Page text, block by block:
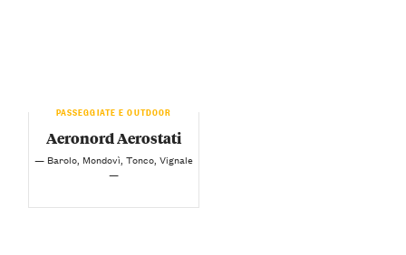
PASSEGGIATE E OUTDOOR
Aeronord Aerostati
— Barolo, Mondovì, Tonco, Vignale
—